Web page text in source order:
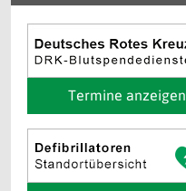
Termine anzeigen